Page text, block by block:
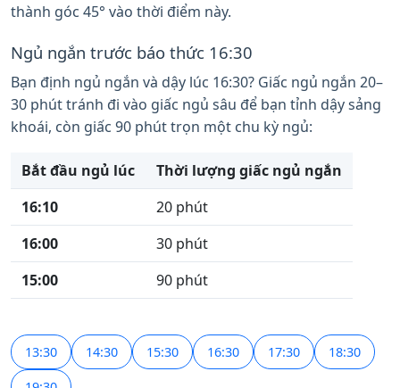
thành góc 45° vào thời điểm này.
Ngủ ngắn trước báo thức 16:30
Bạn định ngủ ngắn và dậy lúc 16:30? Giấc ngủ ngắn 20–
30 phút tránh đi vào giấc ngủ sâu để bạn tỉnh dậy sảng
khoái, còn giấc 90 phút trọn một chu kỳ ngủ:
Bắt đầu ngủ lúc
Thời lượng giấc ngủ ngắn
16:10
20 phút
16:00
30 phút
15:00
90 phút
13:30 14:30 15:30 16:30 17:30 18:30